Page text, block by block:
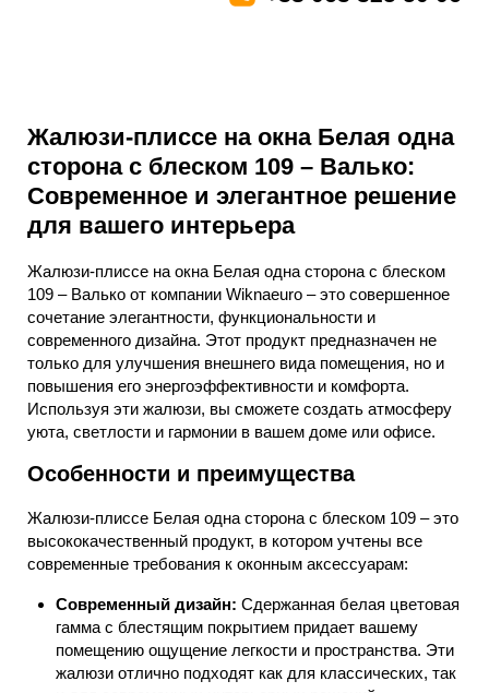
Жалюзи-плиссе на окна Белая одна
сторона с блеском 109 – Валько:
Современное и элегантное решение
для вашего интерьера
Жалюзи-плиссе на окна Белая одна сторона с блеском
109 – Валько от компании Wiknaeuro – это совершенное
сочетание элегантности, функциональности и
современного дизайна. Этот продукт предназначен не
только для улучшения внешнего вида помещения, но и
повышения его энергоэффективности и комфорта.
Используя эти жалюзи, вы сможете создать атмосферу
уюта, светлости и гармонии в вашем доме или офисе.
Особенности и преимущества
Жалюзи-плиссе Белая одна сторона с блеском 109 – это
высококачественный продукт, в котором учтены все
современные требования к оконным аксессуарам:
Современный дизайн: Сдержанная белая цветовая
гамма с блестящим покрытием придает вашему
помещению ощущение легкости и пространства. Эти
жалюзи отлично подходят как для классических, так